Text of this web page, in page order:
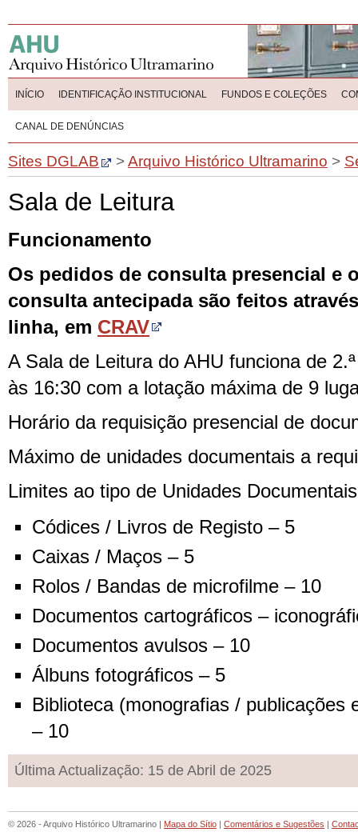
INÍCIO IDENTIFICAÇÃO INSTITUCIONAL FUNDOS E COLEÇÕES
CANAL DE DENÚNCIAS
Sites DGLAB >Arquivo Histórico Ultramarino >
Sala de Leitura
Funcionamento
Os pedidos de consulta presencial e
consulta antecipada são feitos
linha, em CRAV
A Sala de Leitura do AHU funciona de
às 16:30 com a lotação máxima de 9
Horário da requisição presencial de
Máximo de unidades documentais a
Limites ao tipo de Unidades
Códices / Livros de Registo – 5
Caixas / Maços – 5
Rolos / Bandas de microfilme – 10
Documentos cartográficos –
Documentos avulsos – 10
Álbuns fotográficos – 5
Biblioteca (monografias / publicações
– 10
Última Actualização: 15 de Abril de 2025
© 2026 - Arquivo Histórico Ultramarino | Mapa do Sítio | Comentários e Sugestões |